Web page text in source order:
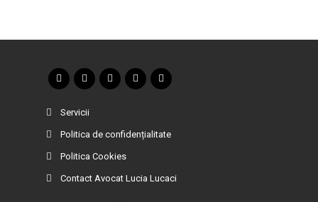
Servicii
Politica de confidențialitate
Politica Cookies
Contact Avocat Lucia Lucaci